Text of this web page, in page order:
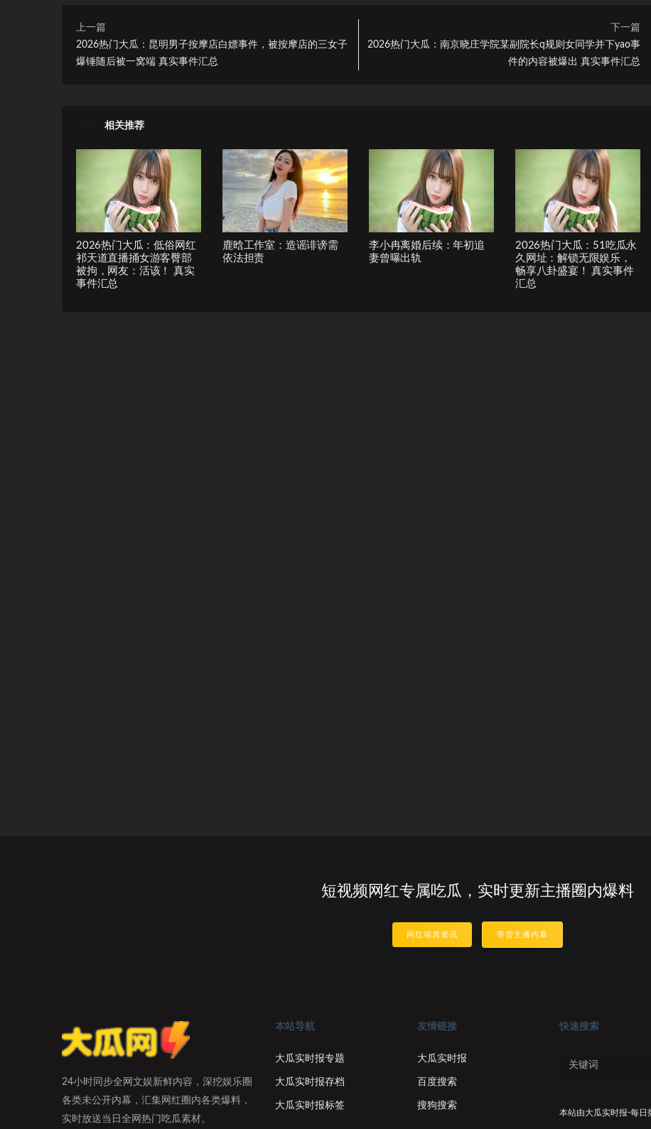
上一篇
2026热门大瓜：昆明男子按摩店白嫖事件，被按摩店的三女子
爆锤随后被一窝端 真实事件汇总
下一篇
2026热门大瓜：南京晓庄学院某副院长q规则女同学并下yao事
件的内容被爆出 真实事件汇总
相关推荐
2026热门大瓜：低俗网红
祁天道直播捅女游客臀部
被拘，网友：活该！ 真实
事件汇总
鹿晗工作室：造谣诽谤需
依法担责
李小冉离婚后续：年初追
妻曾曝出轨
2026热门大瓜：51吃瓜永
久网址：解锁无限娱乐，
畅享八卦盛宴！ 真实事件
汇总
短视频网红专属吃瓜，实时更新主播圈内爆料
网红塌房资讯 带货主播内幕
24小时同步全网文娱新鲜内容，深挖娱乐圈
各类未公开内幕，汇集网红圈内各类爆料，
实时放送当日全网热门吃瓜素材。
本站导航
大瓜实时报专题
大瓜实时报存档
大瓜实时报标签
友情链接
大瓜实时报
百度搜索
搜狗搜索
快速搜索
本站由大瓜实时报-每日